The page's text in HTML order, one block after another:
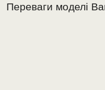
Переваги моделі